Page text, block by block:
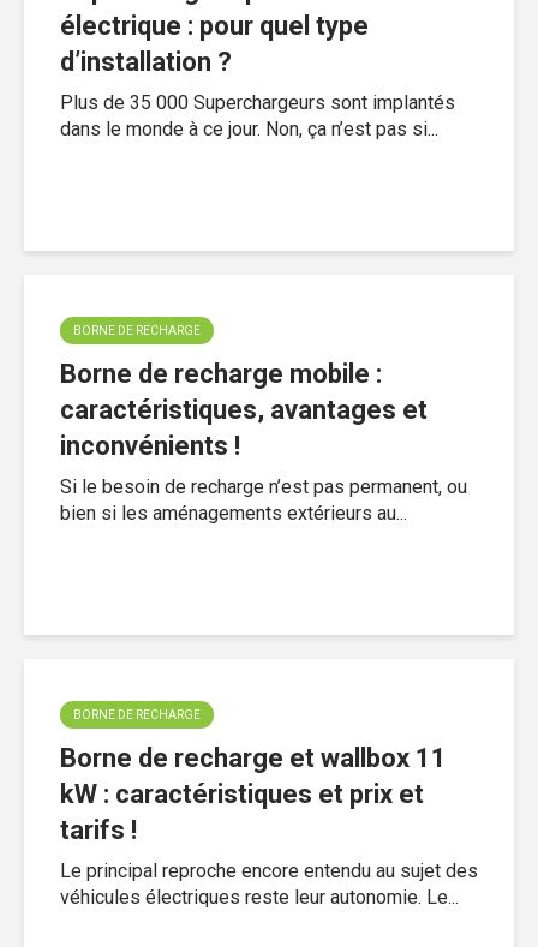
électrique : pour quel type
d’installation ?
Plus de 35 000 Superchargeurs sont implantés
dans le monde à ce jour. Non, ça n’est pas si...
BORNE DE RECHARGE
Borne de recharge mobile :
caractéristiques, avantages et
inconvénients !
Si le besoin de recharge n’est pas permanent, ou
bien si les aménagements extérieurs au...
BORNE DE RECHARGE
Borne de recharge et wallbox 11
kW : caractéristiques et prix et
tarifs !
Le principal reproche encore entendu au sujet des
véhicules électriques reste leur autonomie. Le...